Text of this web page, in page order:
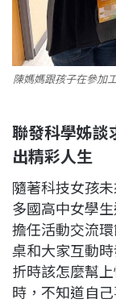
陳媽媽跟孩子在參加
聯發科學姊談
出精彩人生
隨著科技女孩
多國高中女學
擔任活動交流
桌和大家互動
折時該怎麼幫
時，不知道自